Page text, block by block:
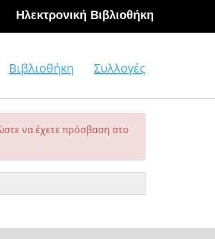
Hλεκτρονική Βιβλιοθήκη
Βιβλιοθήκη Συλλογές
να έχετε πρόσβαση στο